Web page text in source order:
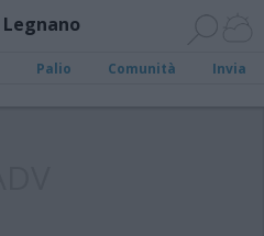
Legnano
Palio Comunità Invia